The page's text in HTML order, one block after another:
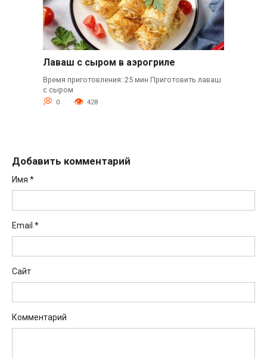
Лаваш с сыром в аэрогриле
Время приготовления: 25 мин Приготовить лаваш
с сыром
0 428
Добавить комментарий
Имя *
Email *
Сайт
Комментарий